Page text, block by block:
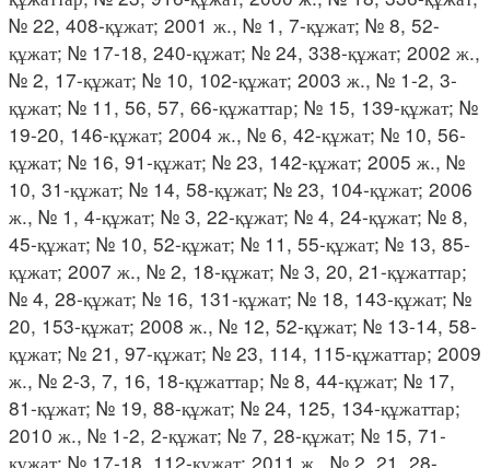
№ 22, 408-құжат; 2001 ж., № 1, 7-құжат; № 8, 52-
құжат; № 17-18, 240-құжат; № 24, 338-құжат; 2002 ж.,
№ 2, 17-құжат; № 10, 102-құжат; 2003 ж., № 1-2, 3-
құжат; № 11, 56, 57, 66-құжаттар; № 15, 139-құжат; №
19-20, 146-құжат; 2004 ж., № 6, 42-құжат; № 10, 56-
құжат; № 16, 91-құжат; № 23, 142-құжат; 2005 ж., №
10, 31-құжат; № 14, 58-құжат; № 23, 104-құжат; 2006
ж., № 1, 4-құжат; № 3, 22-құжат; № 4, 24-құжат; № 8,
45-құжат; № 10, 52-құжат; № 11, 55-құжат; № 13, 85-
құжат; 2007 ж., № 2, 18-құжат; № 3, 20, 21-құжаттар;
№ 4, 28-құжат; № 16, 131-құжат; № 18, 143-құжат; №
20, 153-құжат; 2008 ж., № 12, 52-құжат; № 13-14, 58-
құжат; № 21, 97-құжат; № 23, 114, 115-құжаттар; 2009
ж., № 2-3, 7, 16, 18-құжаттар; № 8, 44-құжат; № 17,
81-құжат; № 19, 88-құжат; № 24, 125, 134-құжаттар;
2010 ж., № 1-2, 2-құжат; № 7, 28-құжат; № 15, 71-
құжат; № 17-18, 112-құжат; 2011 ж., № 2, 21, 28-